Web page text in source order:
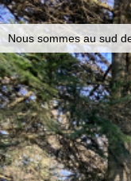
Nous sommes au sud